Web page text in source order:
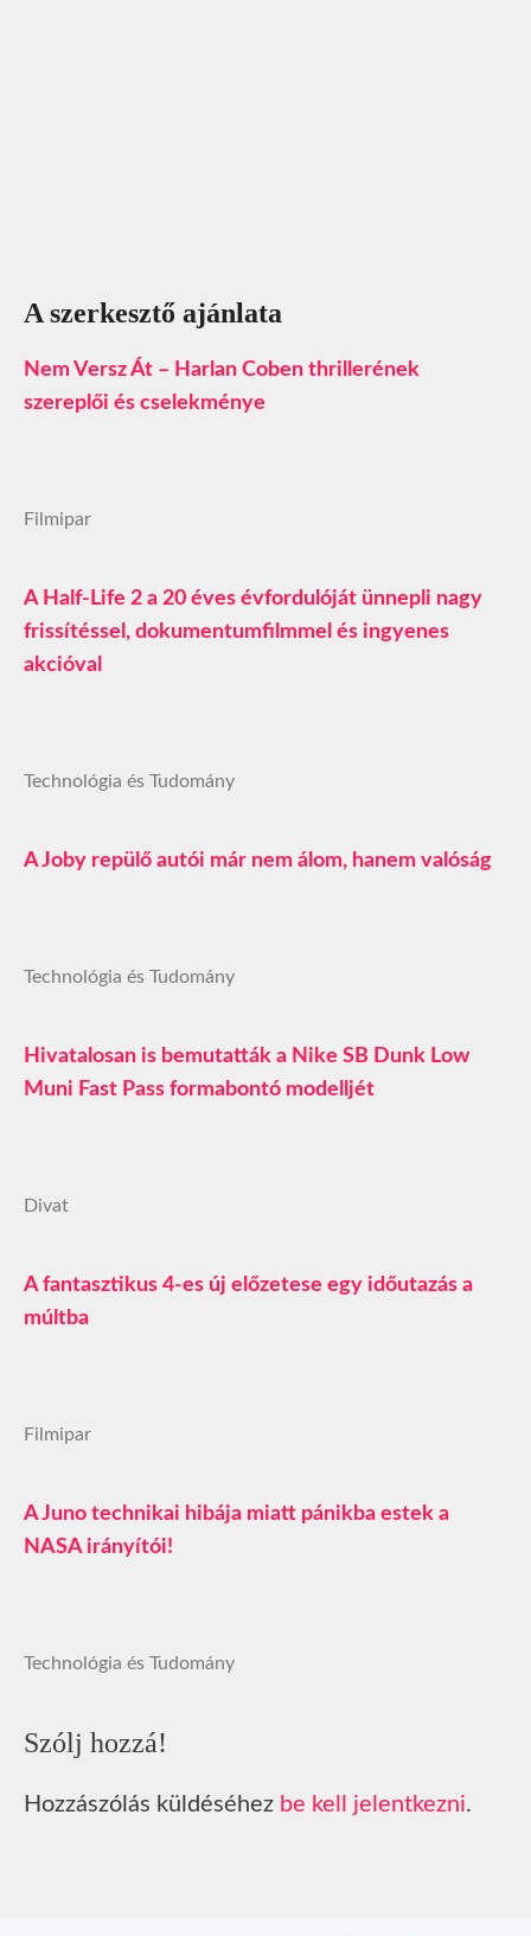
A szerkesztő ajánlata
Nem Versz Át – Harlan Coben thrillerének
szereplői és cselekménye
Filmipar
A Half-Life 2 a 20 éves évfordulóját ünnepli nagy
frissítéssel, dokumentumfilmmel és ingyenes
akcióval
Technológia és Tudomány
A Joby repülő autói már nem álom, hanem valóság
Technológia és Tudomány
Hivatalosan is bemutatták a Nike SB Dunk Low
Muni Fast Pass formabontó modelljét
Divat
A fantasztikus 4-es új előzetese egy időutazás a
múltba
Filmipar
A Juno technikai hibája miatt pánikba estek a
NASA irányítói!
Technológia és Tudomány
Szólj hozzá!
Hozzászólás küldéséhez be kell jelentkezni.